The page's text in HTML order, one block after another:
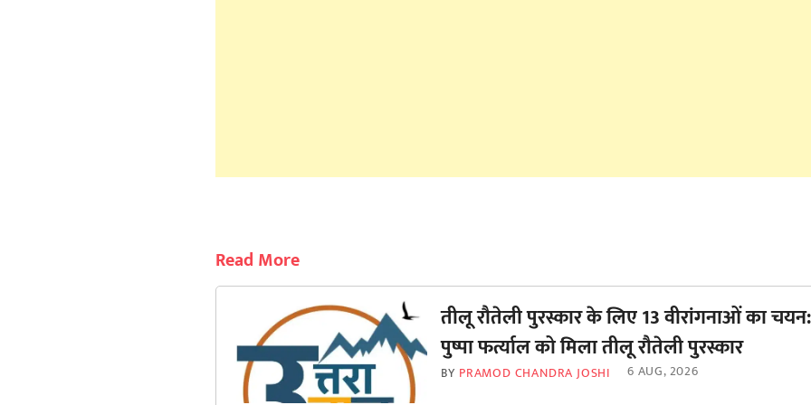
Read More
तीलू रौतेली पुरस्कार के लिए 13 वीरांगनाओं का
पुष्पा फर्त्याल को मिला तीलू रौतेली पुरस्कार
BY PRAMOD CHANDRA JOSHI 6 AUG, 2026